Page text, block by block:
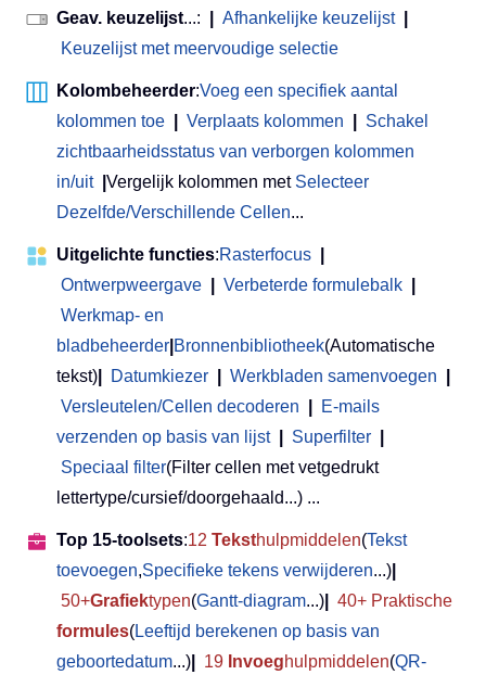
Geav. keuzelijst...: Afhankelijke keuzelijst
Keuzelijst met meervoudige selectie
Kolombeheerder:Voeg een specifiek aantal
kolommen toe
Verplaats kolommen
Schakel
zichtbaarheidsstatus van verborgen kolommen
in/uit
Vergelijk kolommen met Selecteer
Dezelfde/Verschillende Cellen...
Uitgelichte functies:Rasterfocus
Ontwerpweergave
Verbeterde formulebalk
Werkmap- en
bladbeheerder Bronnenbibliotheek(Automatische
tekst)
Datumkiezer Werkbladen samenvoegen
Versleutelen/Cellen decoderen
E-mails
verzenden op basis van lijst
Superfilter
Speciaal filter(Filter cellen met vetgedrukt
lettertype/cursief/doorgehaald...) ...
Top 15-toolsets:12 Teksthulpmiddelen(Tekst
toevoegen,Specifieke tekens verwijderen...)
50+Grafiektypen(Gantt-diagram...)
40+ Praktische
formules(Leeftijd berekenen op basis van
geboortedatum...) 19 Invoeghulpmiddelen(QR-